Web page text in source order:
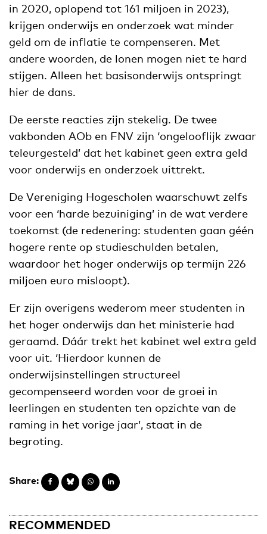
in 2020, oplopend tot 161 miljoen in 2023),
krijgen onderwijs en onderzoek wat minder
geld om de inflatie te compenseren. Met
andere woorden, de lonen mogen niet te hard
stijgen. Alleen het basisonderwijs ontspringt
hier de dans.
De eerste reacties zijn stekelig. De twee
vakbonden AOb en FNV zijn ‘ongelooflijk zwaar
teleurgesteld’ dat het kabinet geen extra geld
voor onderwijs en onderzoek uittrekt.
De Vereniging Hogescholen waarschuwt zelfs
voor een ‘harde bezuiniging’ in de wat verdere
toekomst (de redenering: studenten gaan géén
hogere rente op studieschulden betalen,
waardoor het hoger onderwijs op termijn 226
miljoen euro misloopt).
Er zijn overigens wederom meer studenten in
het hoger onderwijs dan het ministerie had
geraamd. Dáár trekt het kabinet wel extra geld
voor uit. ‘Hierdoor kunnen de
onderwijsinstellingen structureel
gecompenseerd worden voor de groei in
leerlingen en studenten ten opzichte van de
raming in het vorige jaar’, staat in de
begroting.
Share:
RECOMMENDED